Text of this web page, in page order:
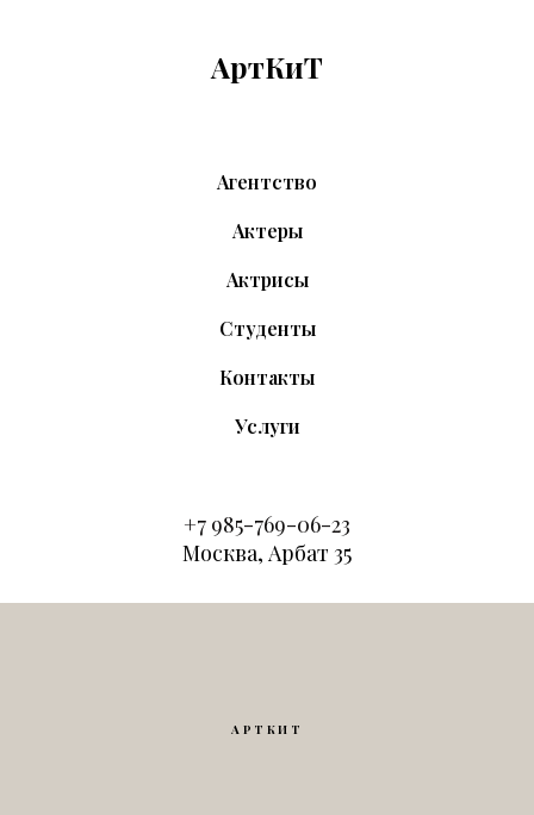
АртКиТ
Агентство
Актеры
Актрисы
Студенты
Контакты
Услуги
+7 985-769-06-23
Москва, Арбат 35
АРТКИТ